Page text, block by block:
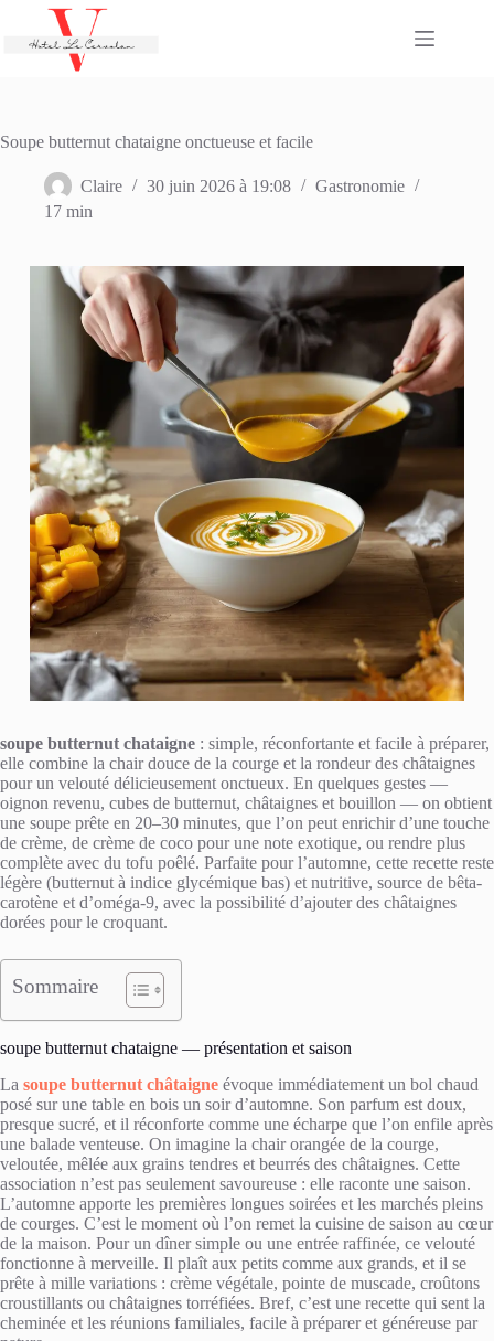
contenu
Soupe butternut chataigne onctueuse et facile
Claire 30 juin 2026 à 19:08
Gastronomie
17 min
soupe butternut chataigne : simple, réconfortante et facile à préparer,
elle combine la chair douce de la courge et la rondeur des châtaignes
pour un velouté délicieusement onctueux. En quelques gestes —
oignon revenu, cubes de butternut, châtaignes et bouillon — on obtient
une soupe prête en 20–30 minutes, que l’on peut enrichir d’une touche
de crème, de crème de coco pour une note exotique, ou rendre plus
complète avec du tofu poêlé. Parfaite pour l’automne, cette recette reste
légère (butternut à indice glycémique bas) et nutritive, source de bêta-
carotène et d’oméga-9, avec la possibilité d’ajouter des châtaignes
dorées pour le croquant.
Sommaire
soupe butternut chataigne — présentation et saison
La soupe butternut châtaigne évoque immédiatement un bol chaud
posé sur une table en bois un soir d’automne. Son parfum est doux,
presque sucré, et il réconforte comme une écharpe que l’on enfile après
une balade venteuse. On imagine la chair orangée de la courge,
veloutée, mêlée aux grains tendres et beurrés des châtaignes. Cette
association n’est pas seulement savoureuse : elle raconte une saison.
L’automne apporte les premières longues soirées et les marchés pleins
de courges. C’est le moment où l’on remet la cuisine de saison au cœur
de la maison. Pour un dîner simple ou une entrée raffinée, ce velouté
fonctionne à merveille. Il plaît aux petits comme aux grands, et il se
prête à mille variations : crème végétale, pointe de muscade, croûtons
croustillants ou châtaignes torréfiées. Bref, c’est une recette qui sent la
cheminée et les réunions familiales, facile à préparer et généreuse par